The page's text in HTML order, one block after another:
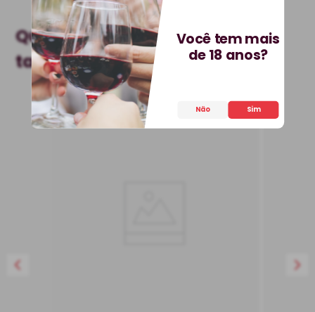
Quem comprou, comprou
também
Você tem mais
de 18 anos?
Não Sim